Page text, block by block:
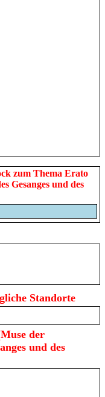
zum Thema Erato
Gesanges und des
Standorte
der
und des